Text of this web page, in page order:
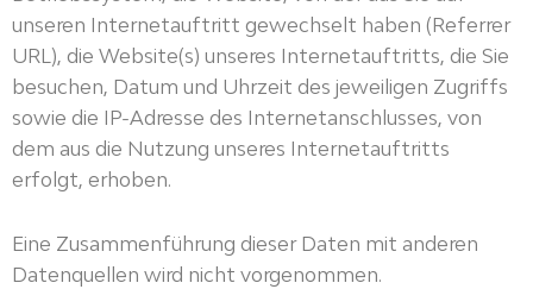
unseren Internetauftritt gewechselt haben (Referrer
URL), die Website(s) unseres Internetauftritts, die Sie
besuchen, Datum und Uhrzeit des jeweiligen Zugriffs
sowie die IP-Adresse des Internetanschlusses, von
dem aus die Nutzung unseres Internetauftritts
erfolgt, erhoben.
Eine Zusammenführung dieser Daten mit anderen
Datenquellen wird nicht vorgenommen.